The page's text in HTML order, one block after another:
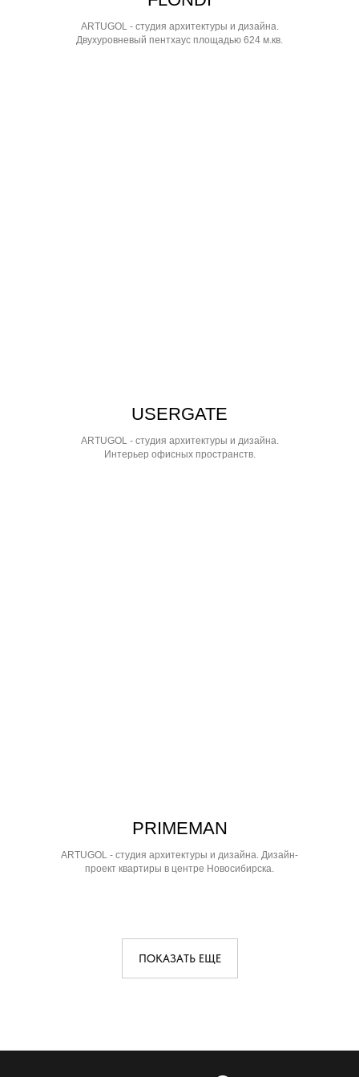
ARTUGOL - студия архитектуры и дизайна.
Двухуровневый пентхаус площадью 624 м.кв.
USERGATE
ARTUGOL - студия архитектуры и дизайна.
Интерьер офисных пространств.
PRIMEMAN
ARTUGOL - студия архитектуры и дизайна. Дизайн-
проект квартиры в центре Новосибирска.
ПОКАЗАТЬ ЕЩЕ